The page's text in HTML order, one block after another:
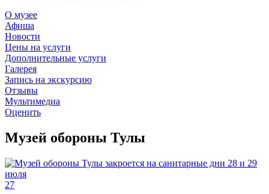
О музее
Афиша
Новости
Цены на услуги
Дополнительные услуги
Галерея
Запись на экскурсию
Отзывы
Мультимедиа
Оценить
Музей обороны Тулы
27